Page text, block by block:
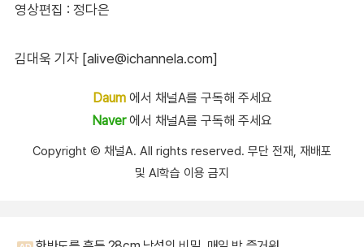
영상편집 : 정다은
김대욱 기자 [alive@ichannela.com]
Daum에서 채널A를 구독해 주세요
Naver에서 채널A를 구독해 주세요
Copyright Ⓒ 채널A. All rights reserved. 무단 전재, 재배포
및 AI학습 이용 금지